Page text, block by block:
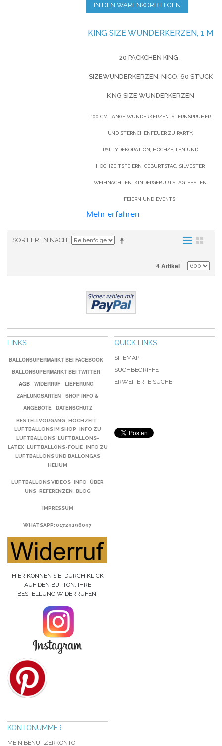
IN DEN WARENKORB LEGEN
KING SIZE WUNDERKERZEN, 1 M
20 PÄCKCHEN KING-
SIZEWUNDERKERZEN, NICO, 60 STÜCK
KING SIZE WUNDERKERZEN
100 CM LANGE WUNDERKERZEN, STERNSPRÜHER
UND STERNCHENFEUER ZU PARTY,
PARTYDEKORATION, HOCHZEITEN UND
HOCHZEITSFEIERN, GEBURTSTAG, SILVESTER,
WEIHNACHTEN, KINDERGEBURTSTAG, FESTEN,
FEIERN UND EVENTS.
Mehr erfahren
SORTIEREN NACH
4 Artikel
LINKS
BALLONSUPERMARKT BEI FACEBOOK
BALLONSUPERMARKT BEI TWITTER
AGB
WIDERRUF
LIEFERUNG
ZAHLUNGSARTEN
SHOP INFO &
ANGEBOTE
DATENSCHUTZ
BESTELLVORGANG
HOCHZEIT
LUFTBALLONS IM SHOP
INFO ZU
LUFTBALLONS LUFTBALLONS-
LATEX LUFTBALLONS-FOLIE INFO ZU
LUFTBALLONS UND BALLONGAS
HELIUM
LUFTBALLONS VIDEOS INFO
ÜBER
UNS REFERENZEN BLOG
IMPRESSUM
WHATSAPP: 01729196097
HIER KÖNNEN SIE, DURCH KLICK
AUF DEN BUTTON, IHRE
BESTELLUNG WIDERRUFEN.
QUICK LINKS
SITEMAP
SUCHBEGRIFFE
ERWEITERTE SUCHE
KONTONUMMER
MEIN BENUTZERKONTO